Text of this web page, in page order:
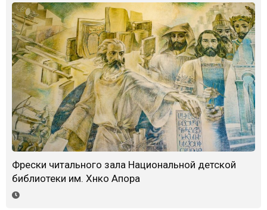
Фрески читального зала Национальной детской
библиотеки им. Хнко Апора